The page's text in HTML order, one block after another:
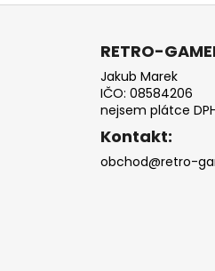
Z
RETRO-
Jakub Marek
IČO: 08584206
nejsem plátce
Kontakt:
obchod@retro-